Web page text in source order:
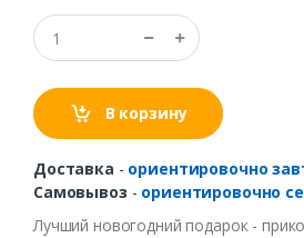
В корзину
Доставка - ориентировочно
Самовывоз - ориентировочно
Лучший новогоднийподарок-